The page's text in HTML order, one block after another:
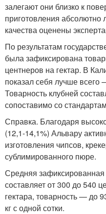
залегают они близко к
приготовления
качества оценены
По результатам
была зафиксирована
центнеров на гектар. В
показал себя лучше всего
Товарность клубней
сопоставимо со
Справка. Благодаря
(12,1-14,1%) Альвару
изготовления чипсов,
сублимированного пюре.
Средняя зафиксированная
составляет от 300 до 540
гектара, товарность — до
кг с одной сотки.